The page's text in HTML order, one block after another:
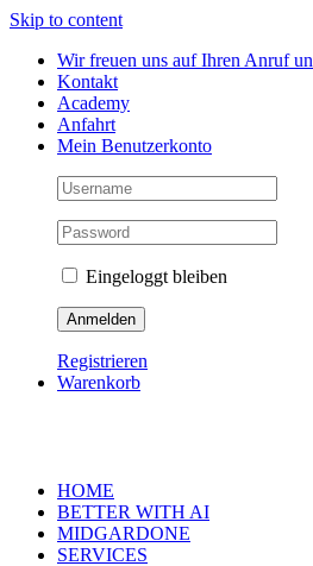
Skip to content
Wir freuen uns auf Ihren Anruf
Kontakt
Academy
Anfahrt
Mein Benutzerkonto
Eingeloggt bleiben
Registrieren
Warenkorb
HOME
BETTER WITH AI
MIDGARDONE
SERVICES